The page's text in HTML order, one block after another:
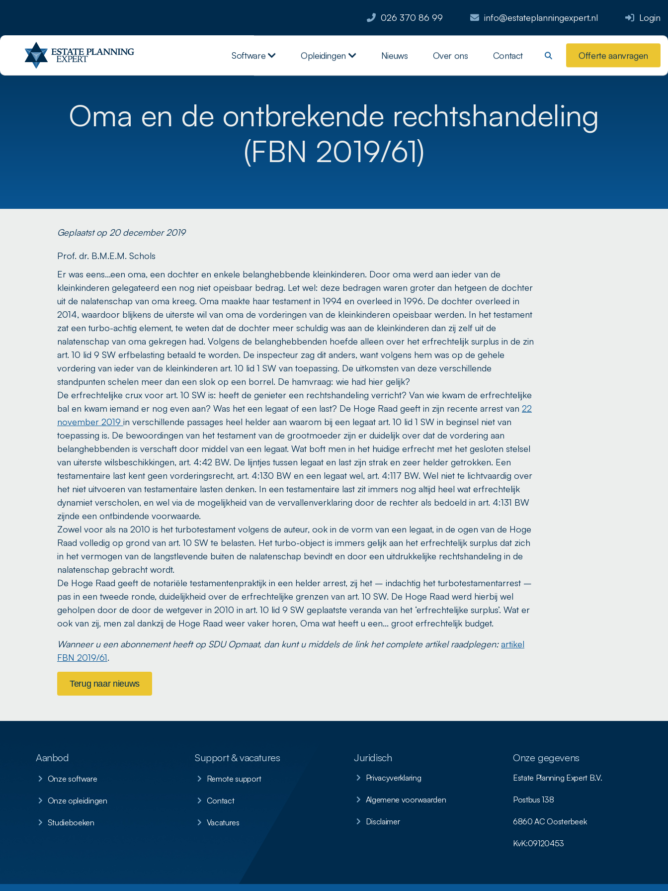
Software Opleidingen Nieuws Over ons Contact Offerte aanvragen
026 370 86 99 info@estateplanningexpert.nl Login
Oma en de ontbrekende rechtshandeling
(FBN 2019/61)
Geplaatst op 20 december 2019
Prof. dr. B.M.E.M. Schols
Er was eens...een oma, een dochter en enkele belanghebbende kleinkinderen. Door oma werd aan ieder van de
kleinkinderen gelegateerd een nog niet opeisbaar bedrag. Let wel: deze bedragen waren groter dan hetgeen de dochter
uit de nalatenschap van oma kreeg. Oma maakte haar testament in 1994 en overleed in 1996. De dochter overleed in
2014, waardoor blijkens de uiterste wil van oma de vorderingen van de kleinkinderen opeisbaar werden. In het testament
zat een turbo-achtig element, te weten dat de dochter meer schuldig was aan de kleinkinderen dan zij zelf uit de
nalatenschap van oma gekregen had. Volgens de belanghebbenden hoefde alleen over het erfrechtelijk surplus in de zin
art. 10 lid 9 SW erfbelasting betaald te worden. De inspecteur zag dit anders, want volgens hem was op de gehele
vordering van ieder van de kleinkinderen art. 10 lid 1 SW van toepassing. De uitkomsten van deze verschillende
standpunten schelen meer dan een slok op een borrel. De hamvraag: wie had hier gelijk?
De erfrechtelijke crux voor art. 10 SW is: heeft de genieter een rechtshandeling verricht? Van wie kwam de erfrechtelijke
bal en kwam iemand er nog even aan? Was het een legaat of een last? De Hoge Raad geeft in zijn recente arrest van 22
november 2019 in verschillende passages heel helder aan waarom bij een legaat art. 10 lid 1 SW in beginsel niet van
toepassing is. De bewoordingen van het testament van de grootmoeder zijn er duidelijk over dat de vordering aan
belanghebbenden is verschaft door middel van een legaat. Wat boft men in het huidige erfrecht met het gesloten stelsel
van uiterste wilsbeschikkingen, art. 4:42 BW. De lijntjes tussen legaat en last zijn strak en zeer helder getrokken. Een
testamentaire last kent geen vorderingsrecht, art. 4:130 BW en een legaat wel, art. 4:117 BW. Wel niet te lichtvaardig over
het niet uitvoeren van testamentaire lasten denken. In een testamentaire last zit immers nog altijd heel wat erfrechtelijk
dynamiet verscholen, en wel via de mogelijkheid van de vervallenverklaring door de rechter als bedoeld in art. 4:131 BW
zijnde een ontbindende voorwaarde.
Zowel voor als na 2010 is het turbotestament volgens de auteur, ook in de vorm van een legaat, in de ogen van de Hoge
Raad volledig op grond van art. 10 SW te belasten. Het turbo-object is immers gelijk aan het erfrechtelijk surplus dat zich
in het vermogen van de langstlevende buiten de nalatenschap bevindt en door een uitdrukkelijke rechtshandeling in de
nalatenschap gebracht wordt.
De Hoge Raad geeft de notariële testamentenpraktijk in een helder arrest, zij het – indachtig het turbotestamentarrest –
pas in een tweede ronde, duidelijkheid over de erfrechtelijke grenzen van art. 10 SW. De Hoge Raad werd hierbij wel
geholpen door de door de wetgever in 2010 in art. 10 lid 9 SW geplaatste veranda van het ‘erfrechtelijke surplus’. Wat er
ook van zij, men zal dankzij de Hoge Raad weer vaker horen, Oma wat heeft u een... groot erfrechtelijk budget.
Wanneer u een abonnement heeft op SDU Opmaat, dan kunt u middels de link het complete artikel raadplegen: artikel
FBN 2019/61.
Terug naar nieuws
Aanbod
Onze software
Onze opleidingen
Studieboeken
Support & vacatures
Remote support
Contact
Vacatures
Juridisch
Privacyverklaring
Algemene voorwaarden
Disclaimer
Onze gegevens
Estate Planning Expert B.V.
Postbus 138
6860 AC Oosterbeek
KvK:09120453